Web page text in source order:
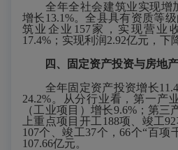
全年全社会建筑业实现增
增长13.1%。全县具有资质等
筑业企业 157家，实现营业
17.4%；实现利润2.92亿元， 下
四、固定资产投资与房地产
全年 固定资产投资增长
24.2%。从分行业看，第一产
（工业项目）增长9.6%；第三
上重点项目开工 188项、竣工92
107个、竣工37个，66个“百项
107.66亿元。